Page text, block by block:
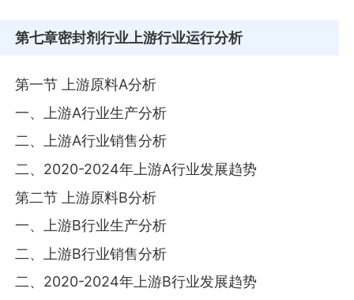
第七章密封剂行业上游行业运行分析
第一节 上游原料A分析
一、上游A行业生产分析
二、上游A行业销售分析
二、2020-2024年上游A行业发展趋势
第二节 上游原料B分析
一、上游B行业生产分析
二、上游B行业销售分析
二、2020-2024年上游B行业发展趋势